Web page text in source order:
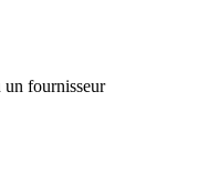
un fournisseur